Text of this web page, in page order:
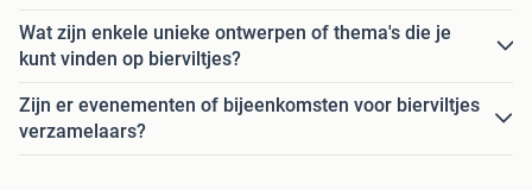
Wat zijn enkele unieke ontwerpen of thema's die je
kunt vinden op bierviltjes?
Zijn er evenementen of bijeenkomsten voor bierviltjes
verzamelaars?